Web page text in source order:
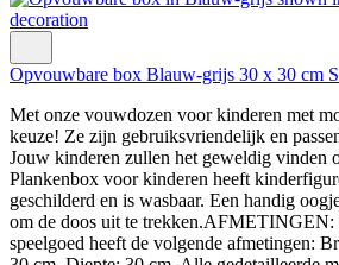
Opvouwbare box Blauw-grijs 30 x 30 cm
Met onze vouwdozen voor kinderen met
keuze! Ze zijn gebruiksvriendelijk en
Jouw kinderen zullen het geweldig vinden
Plankenbox voor kinderen heeft
geschilderd en is wasbaar. Een handig
om de doos uit te trekken.AFMETINGEN:
speelgoed heeft de volgende afmetingen: